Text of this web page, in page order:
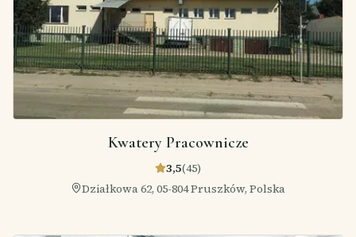
Kwatery Pracownicze
3,5(45)
Działkowa 62, 05-804 Pruszków, Polska